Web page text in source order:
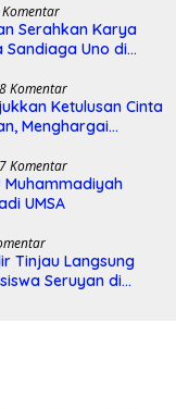
Serahkan Karya
Sandiaga Uno di
8 Komentar
Ketulusan Cinta
Menghargai
7 Komentar
Muhammadiyah
UMSA
Tinjau Langsung
Seruyan di